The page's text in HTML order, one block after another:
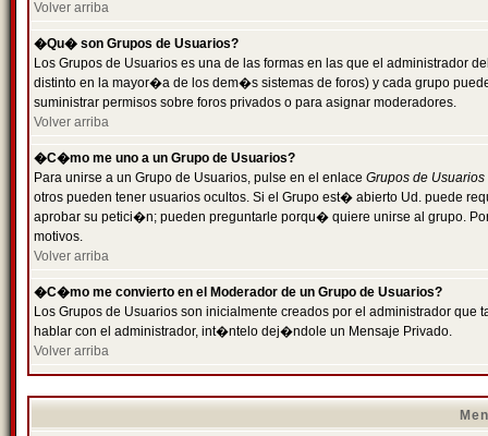
Volver arriba
�Qu� son Grupos de Usuarios?
Los Grupos de Usuarios es una de las formas en las que el administrador
distinto en la mayor�a de los dem�s sistemas de foros) y cada grupo
suministrar permisos sobre foros privados o para asignar moderadores.
Volver arriba
�C�mo me uno a un Grupo de Usuarios?
Para unirse a un Grupo de Usuarios, pulse en el enlace Grupos de Usuarios
otros pueden tener usuarios ocultos. Si el Grupo est� abierto Ud. puede
aprobar su petici�n; pueden preguntarle porqu� quiere unirse al grupo.
motivos.
Volver arriba
�C�mo me convierto en el Moderador de un Grupo de Usuarios?
Los Grupos de Usuarios son inicialmente creados por el administrador
hablar con el administrador, int�ntelo dej�ndole un Mensaje Privado.
Volver arriba